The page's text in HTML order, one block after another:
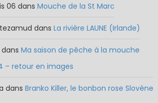
06 dans Mouche de la St Marc
dans La rivière LAUNE (Irlande)
dans Ma saison de pêche à la mouche
– retour en images
dans Branko Killer, le bonbon rose Slovène